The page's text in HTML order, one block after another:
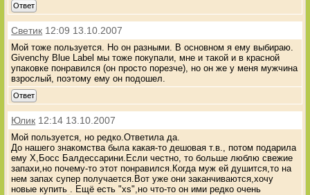
Ответ
Светик 12:09 13.10.2007
Мой тоже пользуется. Но он разными. В основном я ему выбираю.
Givenchy Blue Label мы тоже покупали, мне и такой и в красной
упаковке понравился (он просто порезче), но он же у меня мужчина
взрослый, поэтому ему он подошел.
Ответ
Юлик 12:14 13.10.2007
Мой пользуется, но редко.Ответила да.
До нашего знакомства была какая-то дешовая т.в., потом подарила
ему Х,Босс Балдессарини.Если честно, то больше люблю свежие
запахи,но почему-то этот понравился.Когда муж ей душится,то на
нем запах супер получается.Вот уже они заканчиваются,хочу
новые купить . Ещё есть "xs",но что-то он ими редко очень